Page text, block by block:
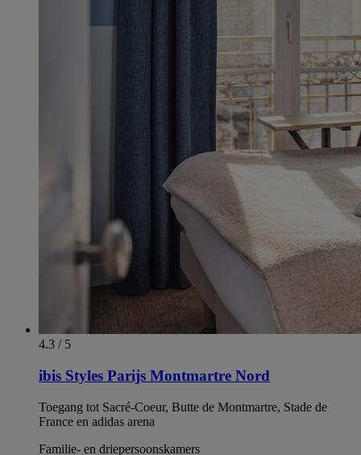
4.3 / 5
ibis Styles Parijs Montmartre Nord
Toegang tot Sacré-Coeur, Butte de Montmartre, Stade de
France en adidas arena
Familie- en driepersoonskamers